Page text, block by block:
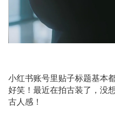
小红书账号里贴子标题基本
好笑！最近在拍古装了，没
古人感！